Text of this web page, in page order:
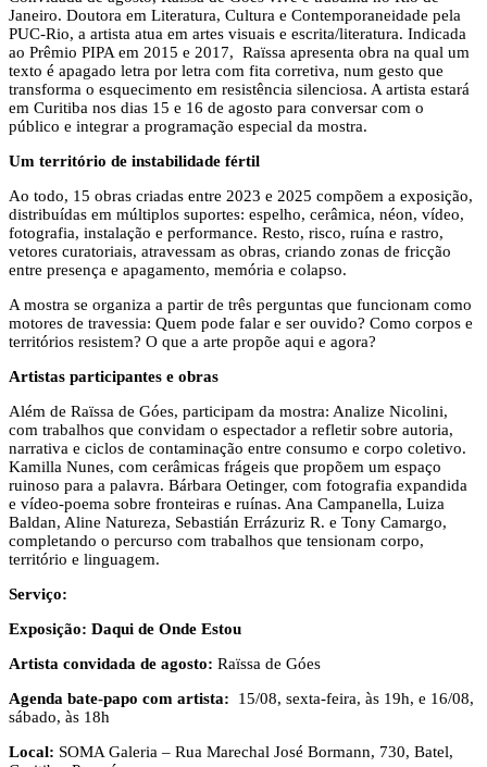
Janeiro. Doutora em Literatura, Cultura e Contemporaneidade pela
PUC-Rio, a artista atua em artes visuais e escrita/literatura. Indicada
ao Prêmio PIPA em 2015 e 2017, Raïssa apresenta obra na qual um
texto é apagado letra por letra com fita corretiva, num gesto que
transforma o esquecimento em resistência silenciosa. A artista estará
em Curitiba nos dias 15 e 16 de agosto para conversar com o
público e integrar a programação especial da mostra.
Um território de instabilidade fértil
Ao todo, 15 obras criadas entre 2023 e 2025 compõem a exposição,
distribuídas em múltiplos suportes: espelho, cerâmica, néon, vídeo,
fotografia, instalação e performance. Resto, risco, ruína e rastro,
vetores curatoriais, atravessam as obras, criando zonas de fricção
entre presença e apagamento, memória e colapso.
A mostra se organiza a partir de três perguntas que funcionam como
motores de travessia: Quem pode falar e ser ouvido? Como corpos e
territórios resistem? O que a arte propõe aqui e agora?
Artistas participantes e obras
Além de Raïssa de Góes, participam da mostra: Analize Nicolini,
com trabalhos que convidam o espectador a refletir sobre autoria,
narrativa e ciclos de contaminação entre consumo e corpo coletivo.
Kamilla Nunes, com cerâmicas frágeis que propõem um espaço
ruinoso para a palavra. Bárbara Oetinger, com fotografia expandida
e vídeo-poema sobre fronteiras e ruínas. Ana Campanella, Luiza
Baldan, Aline Natureza, Sebastián Errázuriz R. e Tony Camargo,
completando o percurso com trabalhos que tensionam corpo,
território e linguagem.
Serviço:
Exposição: Daqui de Onde Estou
Artista convidada de agosto: Raïssa de Góes
Agenda bate-papo com artista:
15/08, sexta-feira, às 19h, e 16/08,
sábado, às 18h
Local: SOMA Galeria – Rua Marechal José Bormann, 730, Batel,